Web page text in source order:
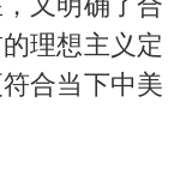
理想主义定
合当下中美